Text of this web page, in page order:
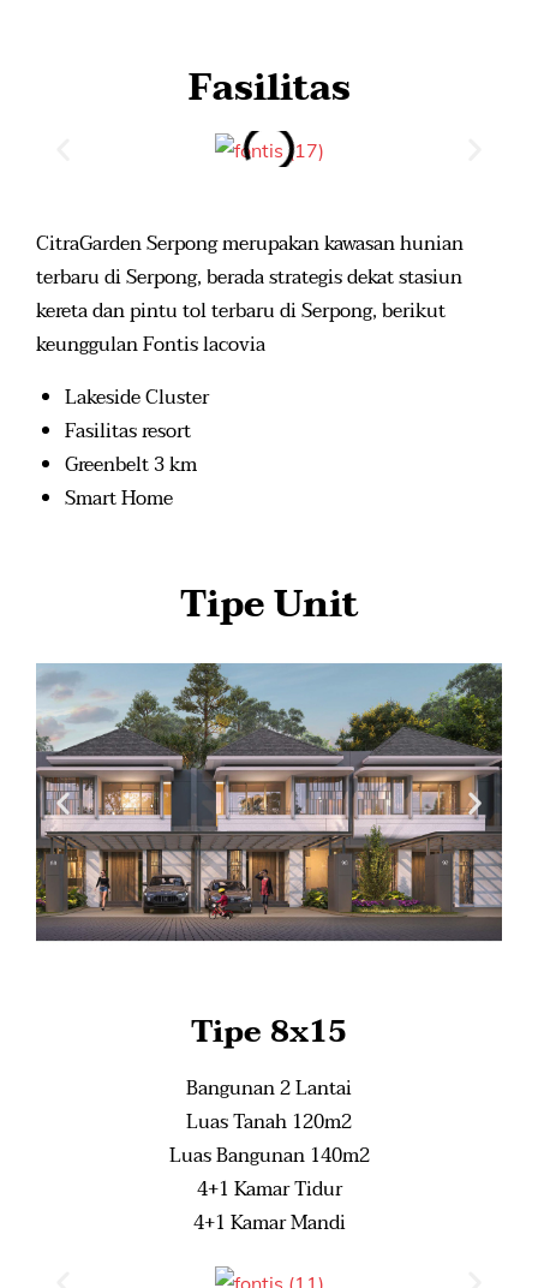
Fasilitas
CitraGarden Serpong merupakan kawasan hunian
terbaru di Serpong, berada strategis dekat stasiun
kereta dan pintu tol terbaru di Serpong, berikut
keunggulan Fontis lacovia
Lakeside Cluster
Fasilitas resort
Greenbelt 3 km
Smart Home
Tipe Unit
Tipe 8x15
Bangunan 2 Lantai
Luas Tanah 120m2
Luas Bangunan 140m2
4+1 Kamar Tidur
4+1 Kamar Mandi